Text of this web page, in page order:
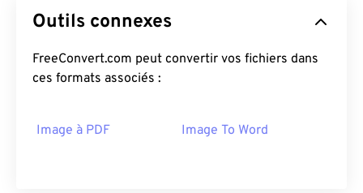
Outils connexes
FreeConvert.com peut convertir vos fichiers dans
ces formats associés :
Image à PDF Image To Word